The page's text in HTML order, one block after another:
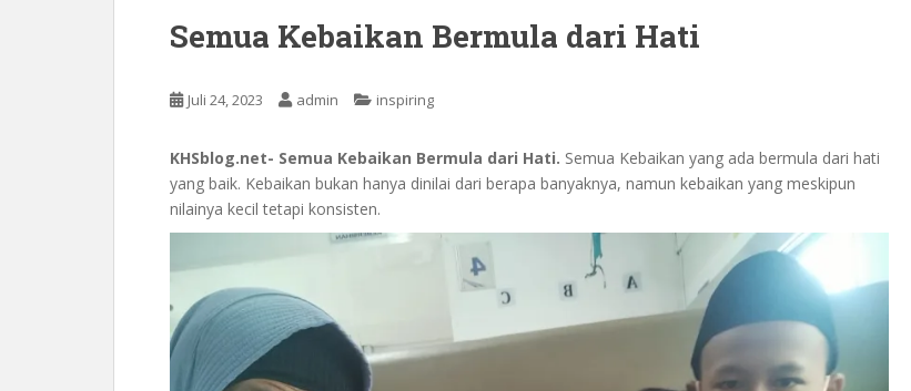
Semua Kebaikan Bermula dari Hati
Juli 24, 2023 admin inspiring
KHSblog.net- Semua Kebaikan Bermula dari Hati. Semua Kebaikan yang ada bermula dari hati
yang baik. Kebaikan bukan hanya dinilai dari berapa banyaknya, namun kebaikan yang meskipun
nilainya kecil tetapi konsisten.